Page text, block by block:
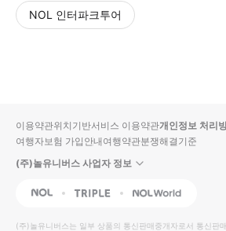
NOL 인터파크투어
입니
다.
높
동
순
상
이용약관위치기반서비스 이용약관개인정보 처리
여행자보험 가입안내여행약관분쟁해결기준
(주)놀유니버스 사업자 정보
NOL Triple Interpark Global
(주)놀유니버스는 일부 상품의 통신판매중개자로서 통신판